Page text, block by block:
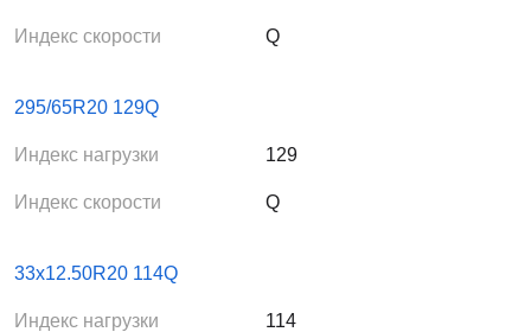
Индекс скорости Q
295/65R20 129Q
Индекс нагрузки 129
Индекс скорости Q
33x12.50R20 114Q
Индекс нагрузки 114